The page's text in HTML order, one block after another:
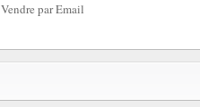
Vendre par Email